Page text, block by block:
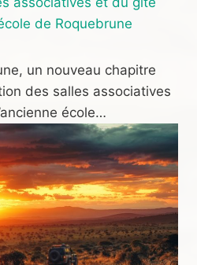
de Roquebrune
un nouveau chapitre
des salles associatives
école…